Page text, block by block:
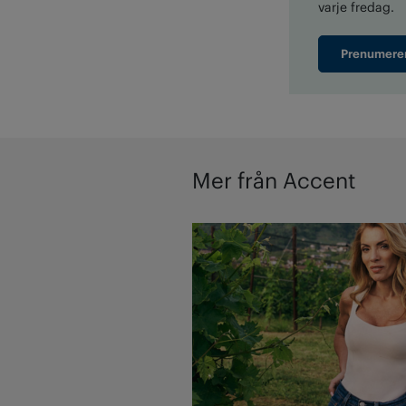
varje fredag.
Mer från Accent